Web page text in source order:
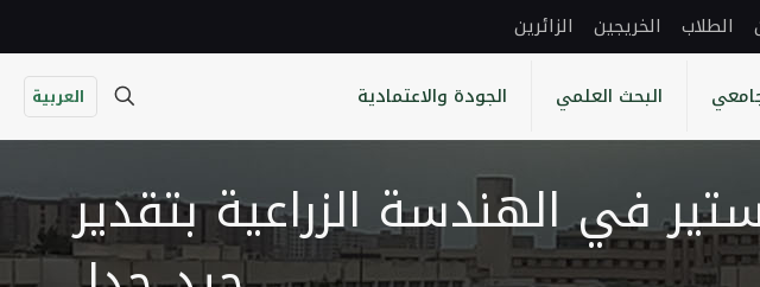
الطلاب الخريجين الزائرين
البحث العلمي الجودة والاعتمادية العربية
في الهندسة الزراعية بتقدير